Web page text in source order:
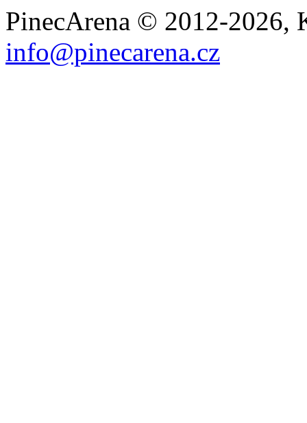
PinecArena © 2012-2026,
info@pinecarena.cz